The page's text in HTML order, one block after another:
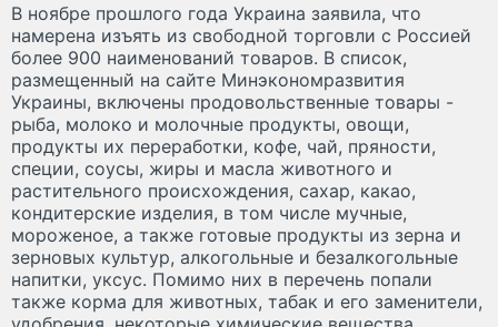
В ноябре прошлого года Украина заявила, что
намерена изъять из свободной торговли с Россией
более 900 наименований товаров. В список,
размещенный на сайте Минэкономразвития
Украины, включены продовольственные товары -
рыба, молоко и молочные продукты, овощи,
продукты их переработки, кофе, чай, пряности,
специи, соусы, жиры и масла животного и
растительного происхождения, сахар, какао,
кондитерские изделия, в том числе мучные,
мороженое, а также готовые продукты из зерна и
зерновых культур, алкогольные и безалкогольные
напитки, уксус. Помимо них в перечень попали
также корма для животных, табак и его заменители,